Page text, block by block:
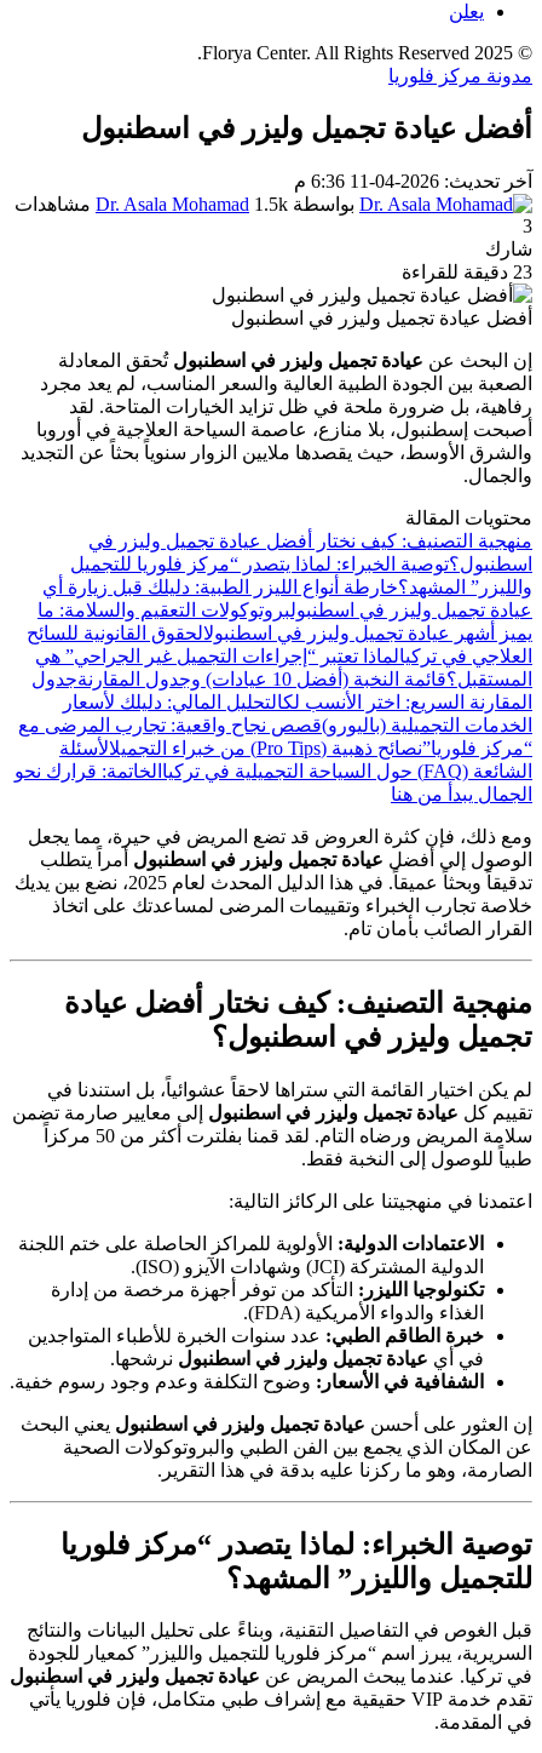
يعلن
© 2025 Florya Center. All Rights Reserved.
مدونة مركز فلوريا
أفضل عيادة تجميل وليزر في اسطنبول
آخر تحديث: 2026-04-11 6:36 م
بواسطة
Dr. Asala Mohamad 1.5k مشاهدات
3
شارك
23 دقيقة للقراءة
أفضل عيادة تجميل وليزر في اسطنبول
إن البحث عن عيادة تجميل وليزر في اسطنبول تُحقق المعادلة
الصعبة بين الجودة الطبية العالية والسعر المناسب، لم يعد مجرد
رفاهية، بل ضرورة ملحة في ظل تزايد الخيارات المتاحة. لقد
أصبحت إسطنبول، بلا منازع، عاصمة السياحة العلاجية في أوروبا
والشرق الأوسط، حيث يقصدها ملايين الزوار سنوياً بحثاً عن التجديد
والجمال.
محتويات المقالة
منهجية التصنيف: كيف نختار أفضل عيادة تجميل وليزر في
اسطنبول؟توصية الخبراء: لماذا يتصدر “مركز فلوريا للتجميل
والليزر” المشهد؟خارطة أنواع الليزر الطبية: دليلك قبل زيارة أي
عيادة تجميل وليزر في اسطنبولبروتوكولات التعقيم والسلامة: ما
يميز أشهر عيادة تجميل وليزر في اسطنبولالحقوق القانونية للسائح
العلاجي في تركيالماذا تعتبر “إجراءات التجميل غير الجراحي” هي
المستقبل؟قائمة النخبة (أفضل 10 عيادات) وجدول المقارنة
جدول
المقارنة السريع: اختر الأنسب لكالتحليل المالي: دليلك لأسعار
الخدمات التجميلية (باليورو)قصص نجاح واقعية: تجارب المرضى مع
“مركز فلوريا”نصائح ذهبية (Pro Tips) من خبراء التجميل
الأسئلة
الشائعة (FAQ) حول السياحة التجميلية في تركيا
الخاتمة: قرارك نحو
الجمال يبدأ من هنا
ومع ذلك، فإن كثرة العروض قد تضع المريض في حيرة، مما يجعل
الوصول إلى أفضل عيادة تجميل وليزر في اسطنبول أمراً يتطلب
تدقيقاً وبحثاً عميقاً. في هذا الدليل المحدث لعام 2025، نضع بين يديك
خلاصة تجارب الخبراء وتقييمات المرضى لمساعدتك على اتخاذ
القرار الصائب بأمان تام.
منهجية التصنيف: كيف نختار أفضل عيادة
تجميل وليزر في اسطنبول؟
لم يكن اختيار القائمة التي ستراها لاحقاً عشوائياً، بل استندنا في
تقييم كل عيادة تجميل وليزر في اسطنبول إلى معايير صارمة تضمن
سلامة المريض ورضاه التام. لقد قمنا بفلترت أكثر من 50 مركزاً
طبياً للوصول إلى النخبة فقط.
اعتمدنا في منهجيتنا على الركائز التالية:
الاعتمادات الدولية: الأولوية للمراكز الحاصلة على ختم اللجنة
الدولية المشتركة (JCI) وشهادات الآيزو (ISO).
تكنولوجيا الليزر: التأكد من توفر أجهزة مرخصة من إدارة
الغذاء والدواء الأمريكية (FDA).
خبرة الطاقم الطبي: عدد سنوات الخبرة للأطباء المتواجدين
في أي عيادة تجميل وليزر في اسطنبول نرشحها.
الشفافية في الأسعار: وضوح التكلفة وعدم وجود رسوم خفية.
إن العثور على أحسن عيادة تجميل وليزر في اسطنبول يعني البحث
عن المكان الذي يجمع بين الفن الطبي والبروتوكولات الصحية
الصارمة، وهو ما ركزنا عليه بدقة في هذا التقرير.
توصية الخبراء: لماذا يتصدر “مركز فلوريا
للتجميل والليزر” المشهد؟
قبل الغوص في التفاصيل التقنية، وبناءً على تحليل البيانات والنتائج
السريرية، يبرز اسم “مركز فلوريا للتجميل والليزر” كمعيار للجودة
في تركيا. عندما يبحث المريض عن عيادة تجميل وليزر في اسطنبول
تقدم خدمة VIP حقيقية مع إشراف طبي متكامل، فإن فلوريا يأتي
في المقدمة.